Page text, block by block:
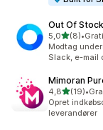
Out Of
5,0ud af 5
(8)
8 anmeldelser
•
Modtag
Slack, e-mail
Mimoran
4,8ud af 5
(19)
19 •
Opret
leverandører